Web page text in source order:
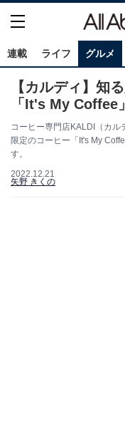
連載 ライフ グルメ
【カルディ】知
「It's My
コーヒー専門店KALDI（カ
限定のコーヒー「It's My
す。
2022.12.21
矢野 きくの